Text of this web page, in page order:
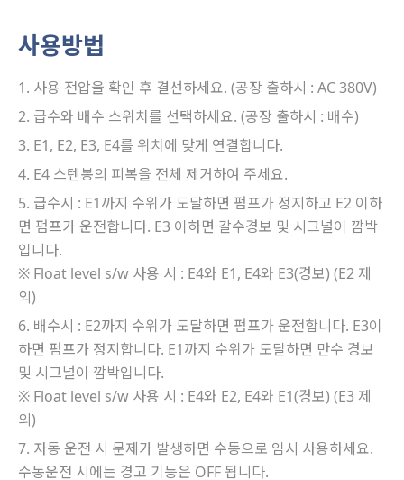
사용방법
사용 전압을 확인 후 결선하세요. (공장 출하시 : AC 380V)
급수와 배수 스위치를 선택하세요. (공장 출하시 : 배수)
E1, E2, E3, E4를 위치에 맞게 연결합니다.
E4 스텐봉의 피복을 전체 제거하여 주세요.
급수시 : E1까지 수위가 도달하면 펌프가 정지하고 E2 이하
면 펌프가 운전합니다. E3 이하면 갈수경보 및 시그널이 깜박
입니다.
※ Float level s/w 사용 시 : E4와 E1, E4와 E3(경보) (E2 제
외)
배수시 : E2까지 수위가 도달하면 펌프가 운전합니다. E3이
하면 펌프가 정지합니다. E1까지 수위가 도달하면 만수 경보
및 시그널이 깜박입니다.
※ Float level s/w 사용 시 : E4와 E2, E4와 E1(경보) (E3 제
외)
자동 운전 시 문제가 발생하면 수동으로 임시 사용하세요.
수동운전 시에는 경고 기능은 OFF 됩니다.